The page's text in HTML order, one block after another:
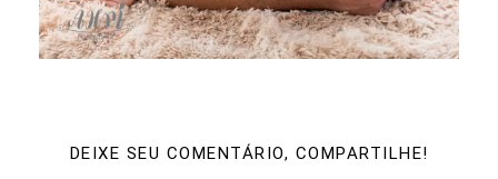
DEIXE SEU COMENTÁRIO, COMPARTILHE!